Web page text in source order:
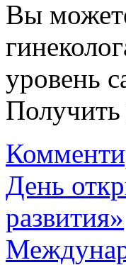
Вы
уровень
Получить
День
развития»